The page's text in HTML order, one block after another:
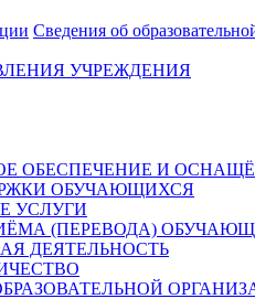
Сведения об
УЧРЕЖДЕНИЯ
ОБЕСПЕЧЕНИЕ И
ОБУЧАЮЩИХСЯ
УСЛУГИ
(ПЕРЕВОДА)
ДЕЯТЕЛЬНОСТЬ